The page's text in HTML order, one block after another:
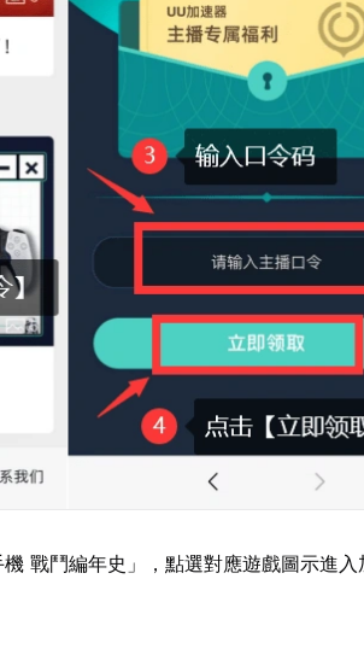
戰鬥編年史」，點選對應遊戲圖示進入